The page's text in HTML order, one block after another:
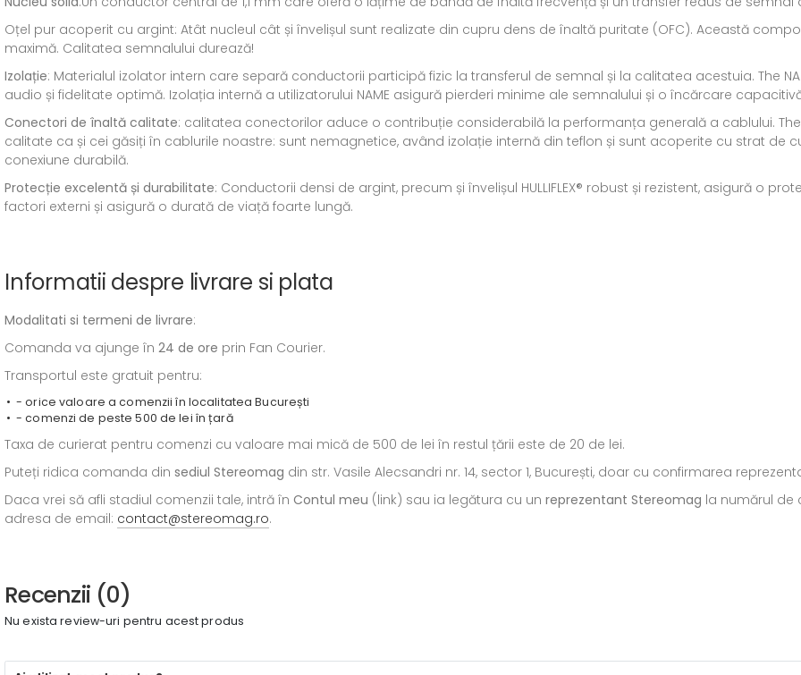
Oțel pur acoperit cu argint: Atât nucleul cât și învelișul sunt realizate din cupru dens de înaltă puritate (OFC). Această
maximă. Calitatea semnalului durează!
Izolație: Materialul izolator intern care separă conductorii participă fizic la transferul de semnal și la calitatea acestuia. The
audio și fidelitate optimă. Izolația internă a utilizatorului NAME asigură pierderi minime ale semnalului și o încărcare
Conectori de înaltă calitate: calitatea conectorilor aduce o contribuție considerabilă la performanța generală a cablului.
calitate ca și cei găsiți în cablurile noastre: sunt nemagnetice, având izolație internă din teflon și sunt acoperite cu strat de
conexiune durabilă.
Protecție excelentă și durabilitate: Conductorii densi de argint, precum și învelișul HULLIFLEX® robust și rezistent, asigură o
factori externi și asigură o durată de viață foarte lungă.
Informatii despre livrare si plata
Modalitati si termeni de livrare:
Comanda va ajunge în 24 de ore prin Fan Courier.
Transportul este gratuit pentru:
- orice valoare a comenzii în localitatea București
- comenzi de peste 500 de lei în țară
Taxa de curierat pentru comenzi cu valoare mai mică de 500 de lei în restul țării este de 20 de lei.
Puteți ridica comanda din sediul Stereomag din str. Vasile Alecsandri nr. 14, sector 1, București, doar cu confirmarea
Daca vrei să afli stadiul comenzii tale, intră în Contul meu (link) sau ia legătura cu un reprezentant Stereomag la numărul de
adresa de email: contact@stereomag.ro.
Recenzii (0)
Nu exista review-uri pentru acest produs